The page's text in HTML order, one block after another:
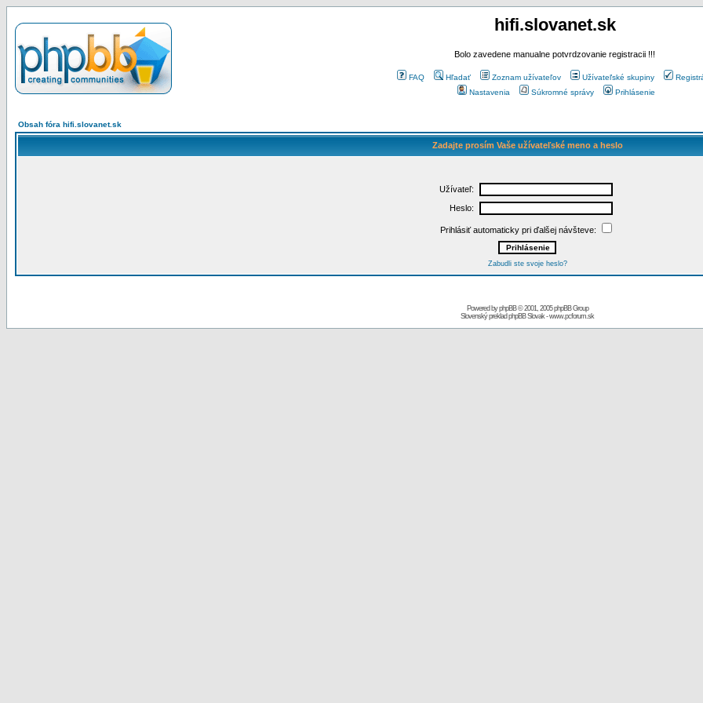
hifi.slovanet.sk
Bolo zavedene manualne potvrdzovanie registracii !!!
FAQ Hľadať Zoznam užívateľov Užívateľské skupiny
Nastavenia
Súkromné správy Prihlásenie
Obsah fóra hifi.slovanet.sk
Zadajte prosím Vaše užívateľské meno a heslo
Užívateľ:
Heslo:
Prihlásiť automaticky pri ďalšej návšteve:
Zabudli ste svoje heslo?
Powered byphpBB© 2001, 2005 phpBB Group
Slovenský preklad phpBB Slovak-www.pcforum.sk